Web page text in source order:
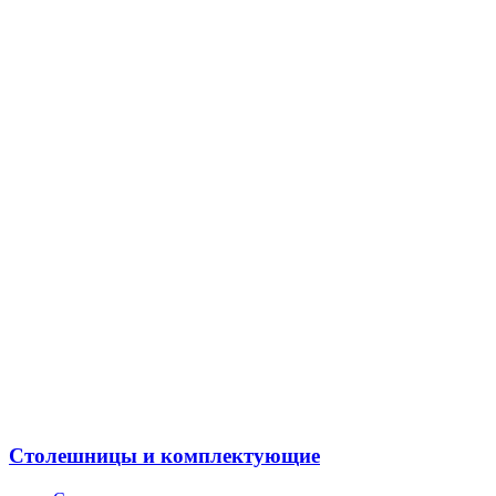
Столешницы и комплектующие